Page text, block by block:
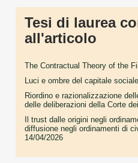
Tesi di laurea
all'articolo
The Contractual Theory of the
Luci e ombre del capitale
Riordino e razionalizzazione
delle deliberazioni della Corte
Il trust dalle origini negli
diffusione negli ordinamenti di
14/04/2026